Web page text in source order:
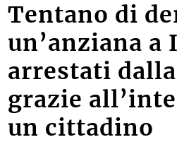
Tentano di
un’anziana a
arrestati
grazie
un cittadino